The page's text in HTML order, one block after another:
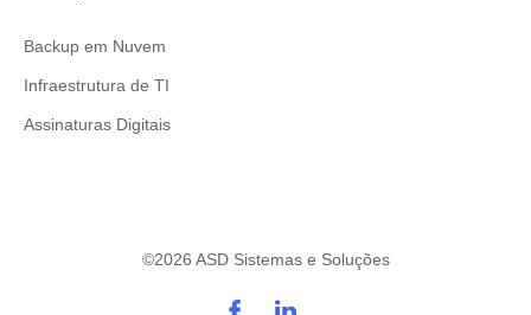
Backup em Nuvem
Infraestrutura de TI
Assinaturas Digitais
©2026 ASD Sistemas e Soluções